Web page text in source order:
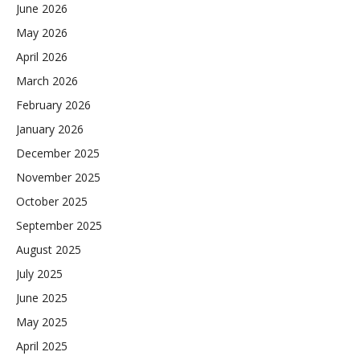
June 2026
May 2026
April 2026
March 2026
February 2026
January 2026
December 2025
November 2025
October 2025
September 2025
August 2025
July 2025
June 2025
May 2025
April 2025